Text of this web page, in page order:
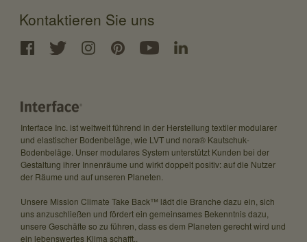
North LaSalle in Chicago, Heimat des Institute of Design. © Richard
IITinstituteOfDesign, CC BY-SA 2.5
Kontaktieren Sie uns
Interface Inc. ist weltweit führend in der Herstellung textiler modularer
und elastischer Bodenbeläge, wie LVT und nora® Kautschuk-
Bodenbeläge. Unser modulares System unterstützt Kunden bei der
Gestaltung ihrer Innenräume und wirkt doppelt positiv: auf die Nutzer
der Räume und auf unseren Planeten.
Unsere Mission Climate Take Back™ lädt die Branche dazu ein, sich
uns anzuschließen und fördert ein gemeinsames Bekenntnis dazu,
unsere Geschäfte so zu führen, dass es dem Planeten gerecht wird und
ein lebenswertes Klima schafft..